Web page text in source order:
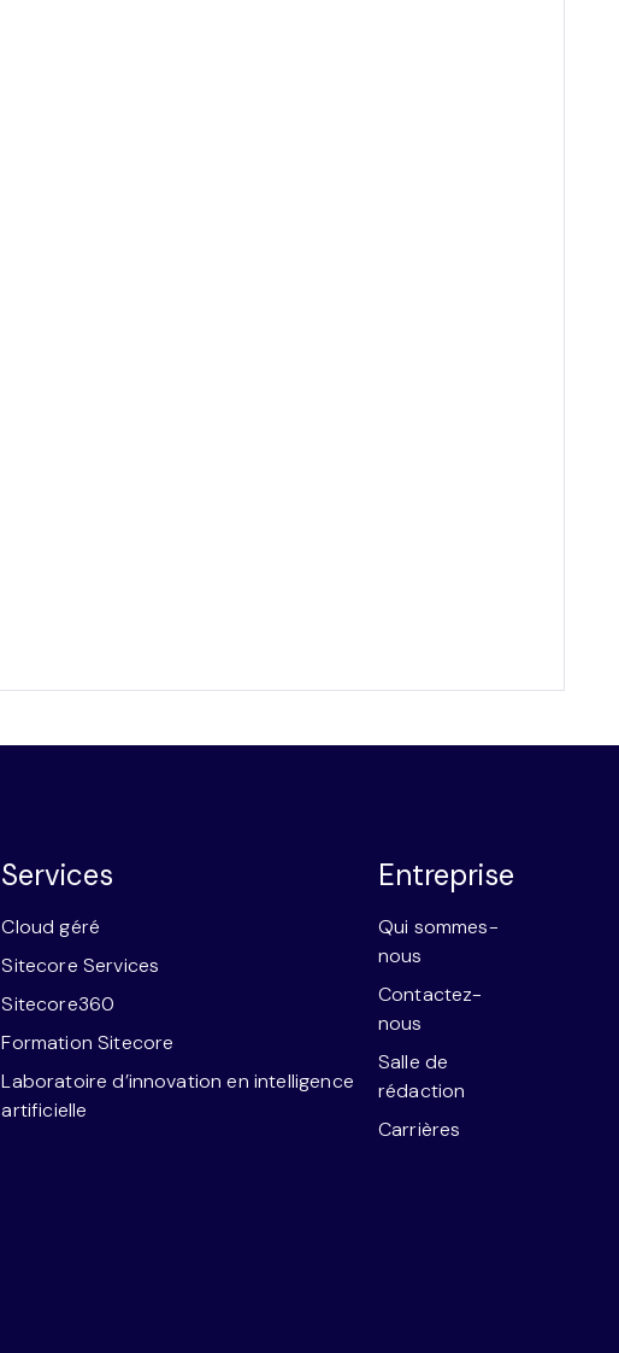
Services
Cloud géré
Sitecore Services
Sitecore360
Formation Sitecore
Laboratoire d’innovation en intelligence
artificielle
Entreprise
Qui sommes-
nous
Contactez-
nous
Salle de
rédaction
Carrières